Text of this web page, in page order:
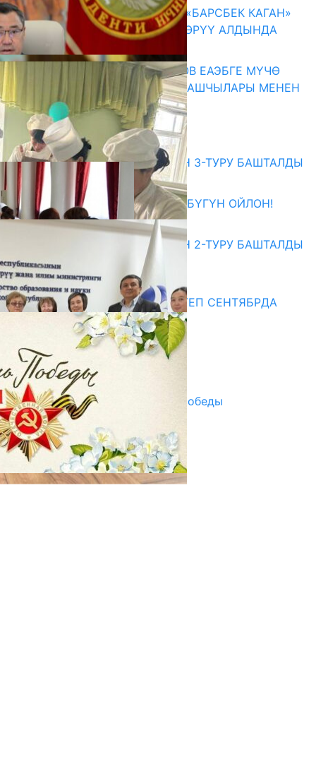
КЫРГЫЗ ТАРЫХЫ ТАСМАДА: «БАРСБЕК КАГАН»
КӨРКӨМ ТАСМАСЫ ЖАРЫК КӨРҮҮ АЛДЫНДА
07.08.2026
ПРЕЗИДЕНТ САДЫР ЖАПАРОВ ЕАЭБГЕ МҮЧӨ
МАМЛЕКЕТТЕРДИН ӨКМӨТ БАШЧЫЛАРЫ МЕНЕН
ЖОЛУГУШТУ
07.08.2026
Абитуриент
ЖОЖДОРГО КАБЫЛ АЛУУНУН 3-ТУРУ БАШТАЛДЫ
27.07.2026
ӨЗҮҢДҮН КЕЛЕЧЕГИҢ ҮЧҮН БҮГҮН ОЙЛОН!
20.07.2026
ЖОЖДОРГО КАБЫЛ АЛУУНУН 2-ТУРУ БАШТАЛДЫ
20.07.2026
Медиа
СУЗАКТА 750 ОРУНДУУ МЕКТЕП СЕНТЯБРДА
ПАЙДАЛАНУУГА БЕРИЛЕТ
07.08.2025
Улуу Жеңиштин жандуу сөзү
29.04.2025
Награды в преддверии Дня Победы
29.04.2025